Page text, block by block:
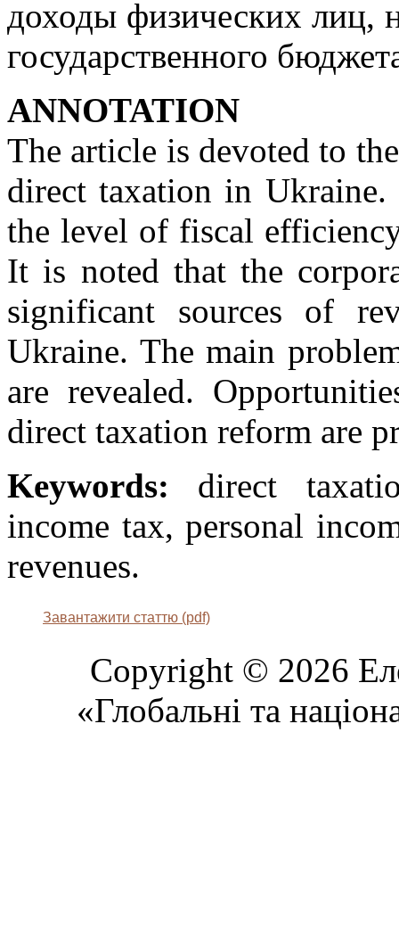
доходы физических лиц,
государственного
АNNOTATION
The article is devoted to
direct taxation in
the level of fiscal
It is noted that the
significant sources of
Ukraine. The main
are revealed.
direct taxation reform are
Keywords: direct
income tax, personal
revenues.
Завантажити статтю (pdf)
Copyright © 2026
«Глобальні та